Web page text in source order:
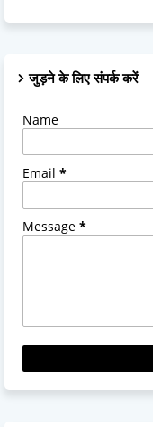
जुड़ने के लिए संपर्क करें
Name
Email *
Message *